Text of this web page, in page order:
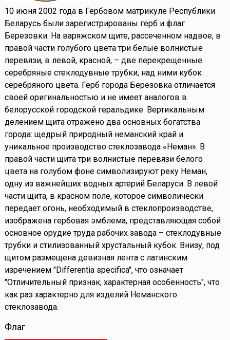
10 июня 2002 года в Гербовом матрикуле Республики
Беларусь были зарегистрированы герб и флаг
Березовки. На варяжском щите, рассеченном надвое, в
правой части голубого цвета три белые волнистые
перевязи, в левой, красной, – две перекрещенные
серебряные стеклодувные трубки, над ними кубок
серебряного цвета. Герб города Березовка отличается
своей оригинальностью и не имеет аналогов в
белорусской городской геральдике. Вертикальным
делением щита отражено два основных богатства
города: щедрый природный неманский край и
уникальное производство стеклозавода «Неман». В
правой части щита три волнистые перевязи белого
цвета на голубом фоне символизируют реку Неман,
одну из важнейших водных артерий Беларуси. В левой
части щита, в красном поле, которое символически
передает огонь, необходимый в стеклопроизводстве,
изображена гербовая эмблема, представляющая собой
основное орудие труда рабочих завода – стеклодувные
трубки и стилизованный хрустальный кубок. Внизу, под
щитом размещена девизная лента с латинским
изречением "Differentia specifiсa", что означает
"Отличительный признак, характерная особенность", что
как раз характерно для изделий Неманского
стеклозавода.
Флаг